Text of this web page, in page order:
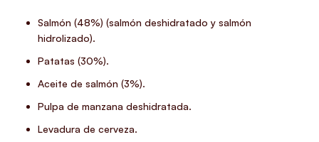
Salmón (48%) (salmón deshidratado y salmón
hidrolizado).
Patatas (30%).
Aceite de salmón (3%).
Pulpa de manzana deshidratada.
Levadura de cerveza.